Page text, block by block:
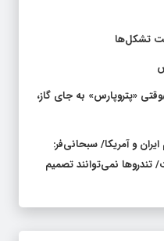
تشکل‌ها
«پتروپارس» به جای گاز،
و آمریکا/ سبحانی‌فر:
تندروها نمی‌توانند تصمیم